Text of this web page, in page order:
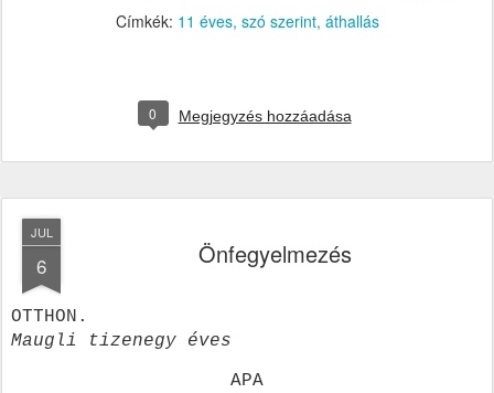
Címkék: 11 éves szó szerint áthallás
0 Megjegyzés hozzáadása
JUL
6 Önfegyelmezés
OTTHON.
Maugli tizenegy éves
APA